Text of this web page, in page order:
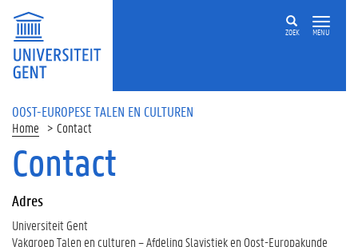
ZOEK MENU
OOST-EUROPESE TALEN EN CULTUREN
Home Contact
Op
pagina
A
d
Contact
Adres
Universiteit Gent
Vakgroep Talen en culturen – Afdeling Slavistiek en Oost-Europakunde